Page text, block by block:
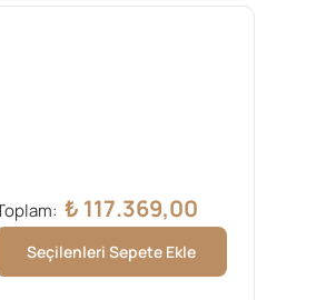
₺ 117.369,00
Seçilenleri Sepete Ekle